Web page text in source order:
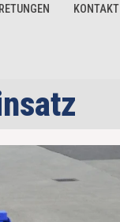
KONTAKT